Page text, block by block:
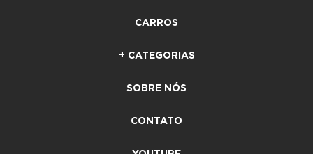
CARROS
+ CATEGORIAS
SOBRE NÓS
CONTATO